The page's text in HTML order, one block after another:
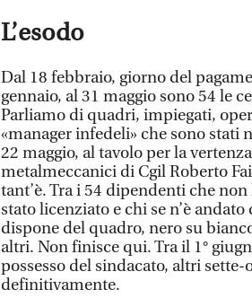
L’esodo
Dal 18 febbraio, giorno del
gennaio, al 31 maggio sono 54 le
Parliamo di quadri, impiegati,
«manager infedeli» che sono stati
22 maggio, al tavolo per la
metalmeccanici di Cgil Roberto
tant’è. Tra i 54 dipendenti che
stato licenziato e chi se n’è
dispone del quadro, nero su
altri. Non finisce qui. Tra il 1°
possesso del sindacato, altri
definitivamente.